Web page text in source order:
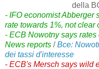
della
- IFO economist Abberger
rate towards 1%, not clear
- ECB Nowotny says
News reports /Bce:
dei tassi d'interesse
- ECB's Mersch says wild